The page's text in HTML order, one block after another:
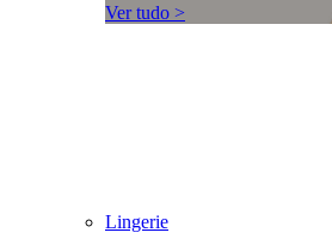
Ver tudo >
Lingerie